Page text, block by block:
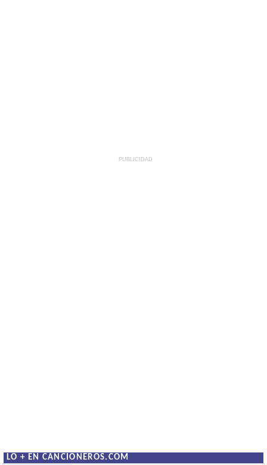
PUBLICIDAD
LO + EN CANCIONEROS.COM